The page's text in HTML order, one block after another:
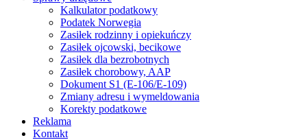
Kalkulator podatkowy
Podatek Norwegia
Zasiłek rodzinny i opiekuńczy
Zasiłek ojcowski, becikowe
Zasiłek dla bezrobotnych
Zasiłek chorobowy, AAP
Dokument S1 (E-106/E-109)
Zmiany adresu i wymeldowania
Korekty podatkowe
Reklama
Kontakt